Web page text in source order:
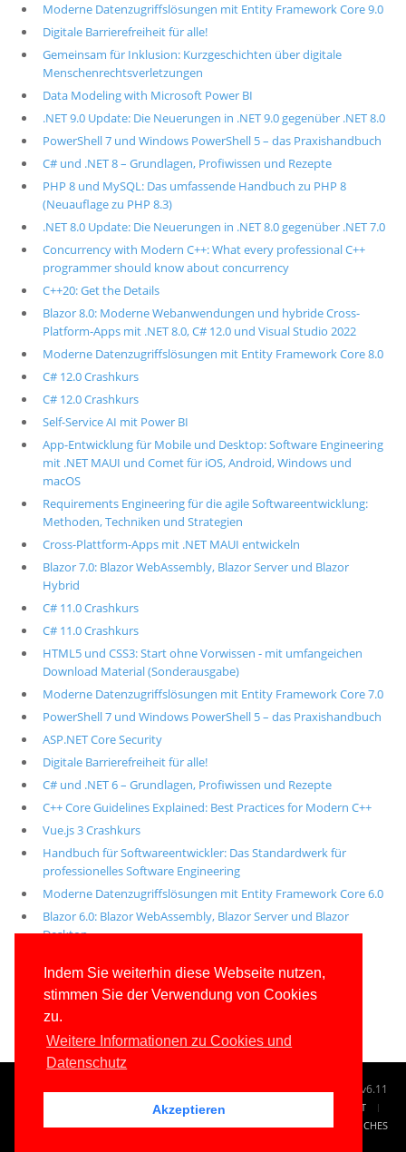
Indem Sie weiterhin diese Webseite nutzen,
stimmen Sie der Verwendung von Cookies
zu.
Weitere Informationen zu Cookies und
Datenschutz
Akzeptieren
Moderne Datenzugriffslösungen mit Entity Framework Core 9.0
Digitale Barrierefreiheit für alle!
Gemeinsam für Inklusion: Kurzgeschichten über digitale
Menschenrechtsverletzungen
Data Modeling with Microsoft Power BI
.NET 9.0 Update: Die Neuerungen in .NET 9.0 gegenüber .NET 8.0
PowerShell 7 und Windows PowerShell 5 – das Praxishandbuch
C# und .NET 8 – Grundlagen, Profiwissen und Rezepte
PHP 8 und MySQL: Das umfassende Handbuch zu PHP 8
(Neuauflage zu PHP 8.3)
.NET 8.0 Update: Die Neuerungen in .NET 8.0 gegenüber .NET 7.0
Concurrency with Modern C++: What every professional C++
programmer should know about concurrency
C++20: Get the Details
Blazor 8.0: Moderne Webanwendungen und hybride Cross-
Platform-Apps mit .NET 8.0, C# 12.0 und Visual Studio 2022
Moderne Datenzugriffslösungen mit Entity Framework Core 8.0
C# 12.0 Crashkurs
C# 12.0 Crashkurs
Self-Service AI mit Power BI
App-Entwicklung für Mobile und Desktop: Software Engineering
mit .NET MAUI und Comet für iOS, Android, Windows und
macOS
Requirements Engineering für die agile Softwareentwicklung:
Methoden, Techniken und Strategien
Cross-Plattform-Apps mit .NET MAUI entwickeln
Blazor 7.0: Blazor WebAssembly, Blazor Server und Blazor
Hybrid
C# 11.0 Crashkurs
C# 11.0 Crashkurs
HTML5 und CSS3: Start ohne Vorwissen - mit umfangeichen
Download Material (Sonderausgabe)
Moderne Datenzugriffslösungen mit Entity Framework Core 7.0
PowerShell 7 und Windows PowerShell 5 – das Praxishandbuch
ASP.NET Core Security
Digitale Barrierefreiheit für alle!
C# und .NET 6 – Grundlagen, Profiwissen und Rezepte
C++ Core Guidelines Explained: Best Practices for Modern C++
Vue.js 3 Crashkurs
Handbuch für Softwareentwickler: Das Standardwerk für
professionelles Software Engineering
Moderne Datenzugriffslösungen mit Entity Framework Core 6.0
Blazor 6.0: Blazor WebAssembly, Blazor Server und Blazor
Desktop
Alle unsere aktuellen Fachbücher
E-Book-Abo für ab 99 Euro im Jahr
© 1996-2026www.IT-Visions.de-Dr. Holger Schwichtenberg v6.11
TAG CLOUD
KONTAKT
IMPRESSUM
RECHTLICHES